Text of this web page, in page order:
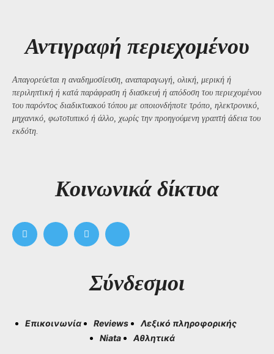
Αντιγραφή περιεχομένου
Απαγορεύεται η αναδημοσίευση, αναπαραγωγή, ολική, μερική ή
περιληπτική ή κατά παράφραση ή διασκευή ή απόδοση του περιεχομένου
του παρόντος διαδικτυακού τόπου με οποιονδήποτε τρόπο, ηλεκτρονικό,
μηχανικό, φωτοτυπικό ή άλλο, χωρίς την προηγούμενη γραπτή άδεια του
εκδότη.
Kοινωνικά δίκτυα
Σύνδεσμοι
Επικοινωνία Reviews
Λεξικό πληροφορικής
Niata
Αθλητικά